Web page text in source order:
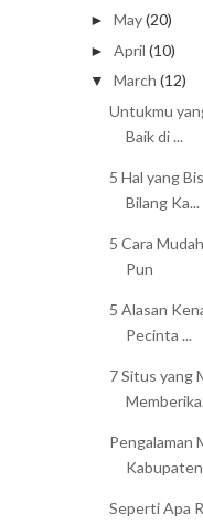
► May(20)
► April (10)
▼ March (12)
Untukmu
Baik di ...
5 Hal yang
Bilang Ka...
5 Cara
Pun
5 Alasan
Pecinta ...
7 Situs yang
Pengalaman
Seperti Apa